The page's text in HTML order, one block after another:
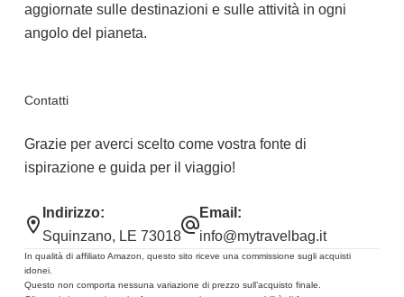
aggiornate sulle destinazioni e sulle attività in ogni
angolo del pianeta.
Contatti
Grazie per averci scelto come vostra fonte di
ispirazione e guida per il viaggio!
Indirizzo:
Squinzano, LE 73018
Email:
info@mytravelbag.it
In qualità di affiliato Amazon, questo sito riceve una commissione sugli acquisti
idonei.
Questo non comporta nessuna variazione di prezzo sull’acquisto finale.